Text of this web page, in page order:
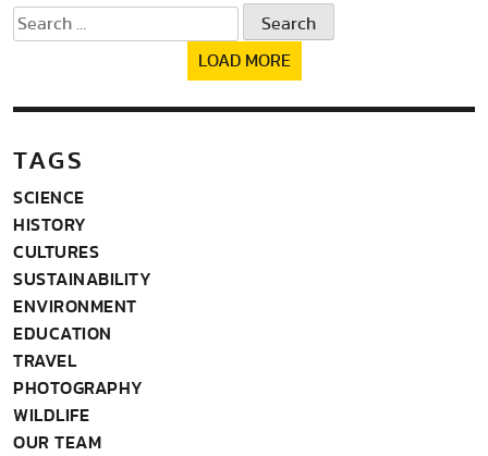
Search
for:
LOAD MORE
TAGS
SCIENCE
HISTORY
CULTURES
SUSTAINABILITY
ENVIRONMENT
EDUCATION
TRAVEL
PHOTOGRAPHY
WILDLIFE
OUR TEAM